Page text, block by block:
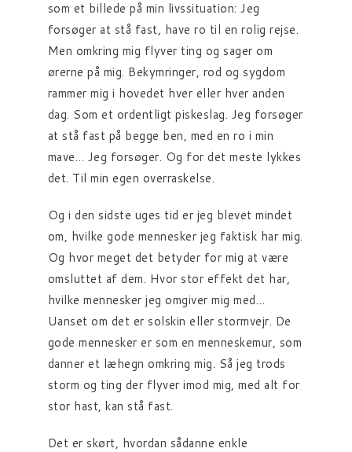
som et billede på min livssituation: Jeg
forsøger at stå fast, have ro til en rolig rejse.
Men omkring mig flyver ting og sager om
ørerne på mig. Bekymringer, rod og sygdom
rammer mig i hovedet hver eller hver anden
dag. Som et ordentligt piskeslag. Jeg forsøger
at stå fast på begge ben, med en ro i min
mave… Jeg forsøger. Og for det meste lykkes
det. Til min egen overraskelse.
Og i den sidste uges tid er jeg blevet mindet
om, hvilke gode mennesker jeg faktisk har mig.
Og hvor meget det betyder for mig at være
omsluttet af dem. Hvor stor effekt det har,
hvilke mennesker jeg omgiver mig med…
Uanset om det er solskin eller stormvejr. De
gode mennesker er som en menneskemur, som
danner et læhegn omkring mig. Så jeg trods
storm og ting der flyver imod mig, med alt for
stor hast, kan stå fast.
Det er skørt, hvordan sådanne enkle